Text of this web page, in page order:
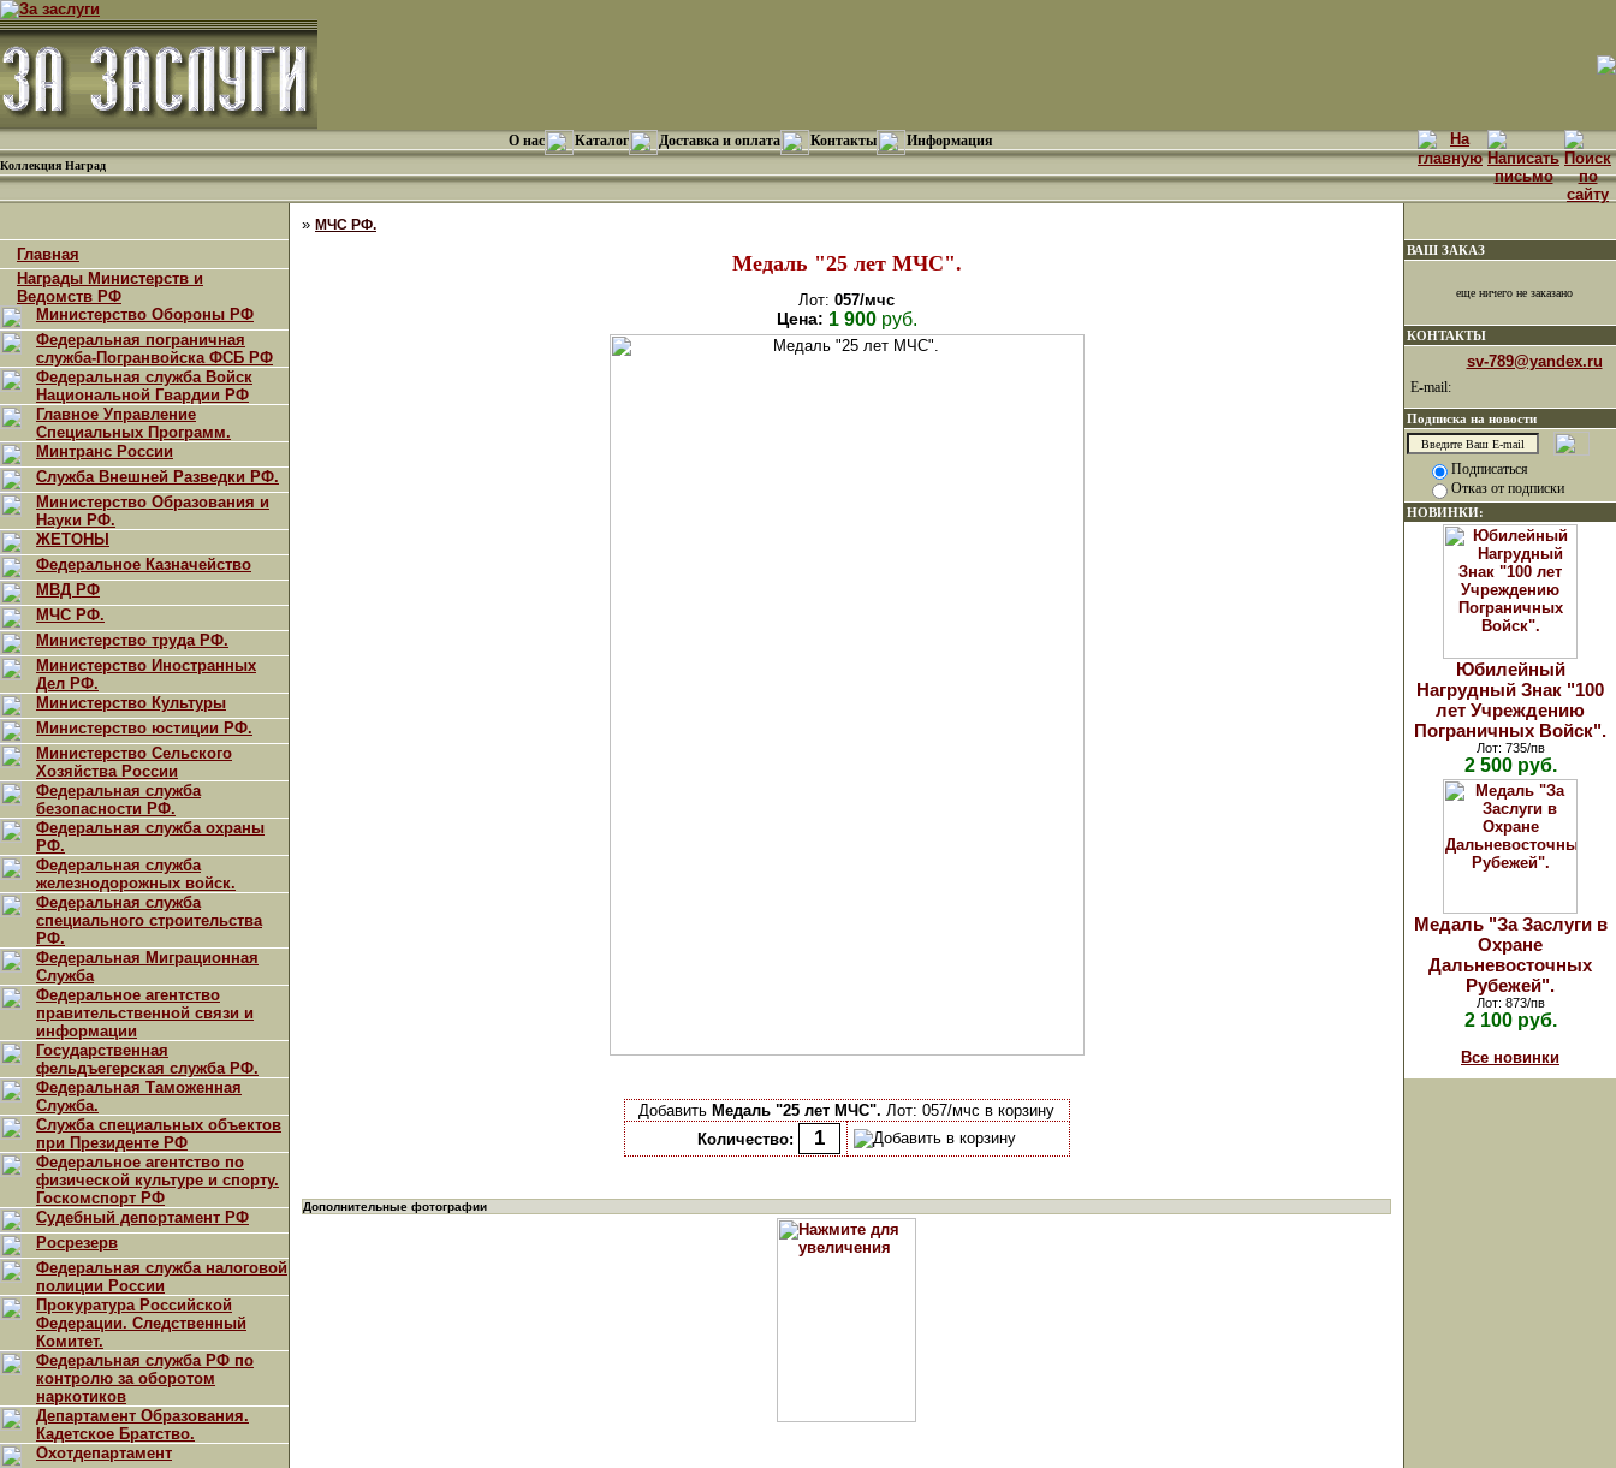
Коллекция Наград
О нас Каталог Доставка и оплата Контакты Информация
Главная
Награды Министерств и
Ведомств РФ
Министерство Обороны РФ
Федеральная пограничная
служба-Погранвойска ФСБ РФ
Федеральная служба Войск
Национальной Гвардии РФ
Главное Управление
Специальных Программ.
Минтранс России
Служба Внешней Разведки РФ.
Министерство Образования и
Науки РФ.
ЖЕТОНЫ
Федеральное Казначейство
МВД РФ
МЧС РФ.
Министерство труда РФ.
Министерство Иностранных
Дел РФ.
Министерство Культуры
Министерство юстиции РФ.
Министерство Сельского
Хозяйства России
Федеральная служба
безопасности РФ.
Федеральная служба охраны
РФ.
Федеральная служба
железнодорожных войск.
Федеральная служба
специального строительства
РФ.
Федеральная Миграционная
Служба
Федеральное агентство
правительственной связи и
информации
Государственная
фельдъегерская служба РФ.
Федеральная Таможенная
Служба.
Служба специальных объектов
при Президенте РФ
Федеральное агентство по
физической культуре и спорту.
Госкомспорт РФ
Судебный депортамент РФ
Росрезерв
Федеральная служба налоговой
полиции России
Прокуратура Российской
Федерации. Следственный
Комитет.
Федеральная служба РФ по
контролю за оборотом
наркотиков
Департамент Образования.
Кадетское Братство.
Охотдепартамент
» МЧС РФ.
Медаль "25 лет МЧС".
Лот: 057/мчс
Цена: 1 900руб.
Добавить Медаль "25 лет МЧС". Лот: 057/мчс в корзину
Количество:
Дополнительные фотографии
ВАШ ЗАКАЗ
еще ничего не заказано
КОНТАКТЫ
sv-789@yandex.ru
E-mail:
Подписка на новости
Подписаться
Отказ от подписки
НОВИНКИ:
Юбилейный
Нагрудный Знак "100
лет Учреждению
Пограничных Войск".
Лот: 735/пв
2 500 руб.
Медаль "За Заслуги в
Охране
Дальневосточных
Рубежей".
Лот: 873/пв
2 100 руб.
Все новинки